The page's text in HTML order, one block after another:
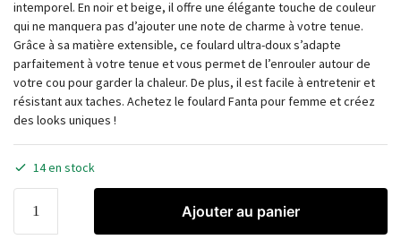
intemporel. En noir et beige, il offre une élégante touche de couleur
qui ne manquera pas d’ajouter une note de charme à votre tenue.
Grâce à sa matière extensible, ce foulard ultra-doux s’adapte
parfaitement à votre tenue et vous permet de l’enrouler autour de
votre cou pour garder la chaleur. De plus, il est facile à entretenir et
résistant aux taches. Achetez le foulard Fanta pour femme et créez
des looks uniques !
14 en stock
Ajouter au panier